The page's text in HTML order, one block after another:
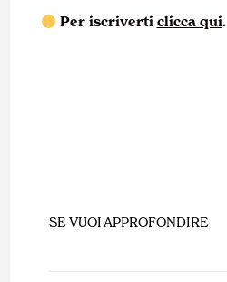
Per iscriverti clicca qui.
SE VUOI APPROFONDIRE